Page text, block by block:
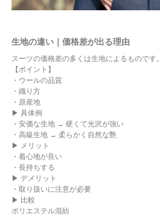
生地の違い｜価格差が出る理由
スーツの価格差の多くは生地によるものです。
【ポイント】
・ウールの品質
・織り方
・原産地
▶ 具体例
・安価な生地 → 硬くて光沢が強い
・高級生地 → 柔らかく自然な艶
▶ メリット
・着心地が良い
・長持ちする
▶ デメリット
・取り扱いに注意が必要
▶ 比較
ポリエステル混紡